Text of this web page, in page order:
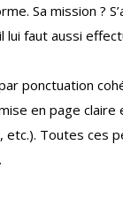
Sa mission ?
faut aussi
ponctuation
en page
Toutes ces